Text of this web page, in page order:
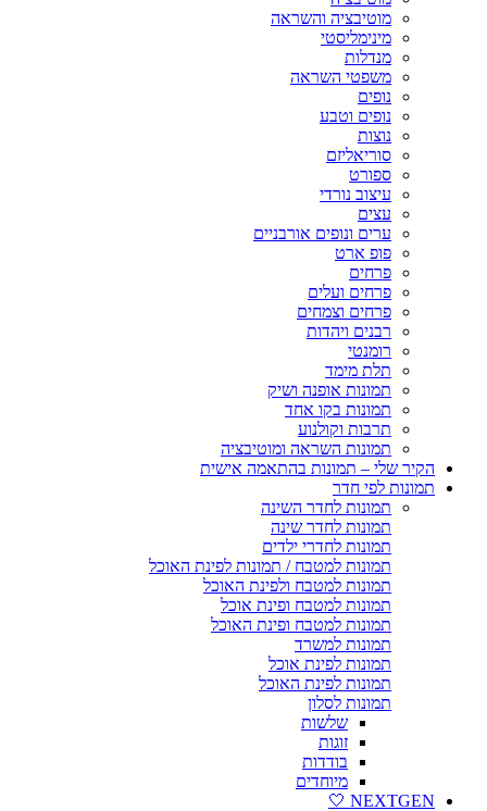
מוטיבציה והשראה
מינימליסטי
מנדלות
משפטי השראה
נופים
נופים וטבע
נוצות
סוריאליזם
ספורט
עיצוב נורדי
עצים
ערים ונופים אורבניים
פופ ארט
פרחים
פרחים ועלים
פרחים וצמחים
רבנים ויהדות
רומנטי
תלת מימד
תמונות אופנה ושיק
תמונות בקו אחד
תרבות וקולנוע
תמונות השראה ומוטיבציה
הקיר שלי – תמונות בהתאמה אישית
תמונות לפי חדר
תמונות לחדר השינה
תמונות לחדר שינה
תמונות לחדרי ילדים
תמונות למטבח / תמונות לפינת האוכל
תמונות למטבח ולפינת האוכל
תמונות למטבח ופינת אוכל
תמונות למטבח ופינת האוכל
תמונות למשרד
תמונות לפינת אוכל
תמונות לפינת האוכל
תמונות לסלון
שלשות
זוגות
בודדות
מיוחדים
NEXTGEN 🤍